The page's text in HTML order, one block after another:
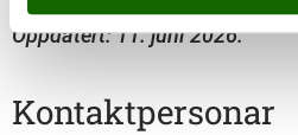
Oppdatert: 11. juni 2026.
Kontaktpersonar